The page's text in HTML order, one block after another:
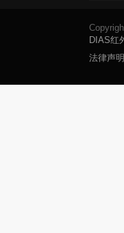
DIAS红
法律声明